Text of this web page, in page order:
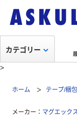
カテゴリー
>
ホーム テープ/梱
メーカー マグエック